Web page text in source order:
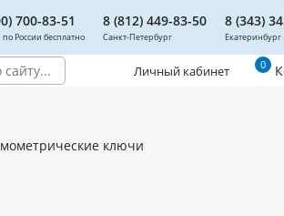
700-83-51
России бесплатно
8 (812) 449-83-50
Санкт-Петербург
8 (343)
Екатеринбург
Личный кабинет 0
ключи